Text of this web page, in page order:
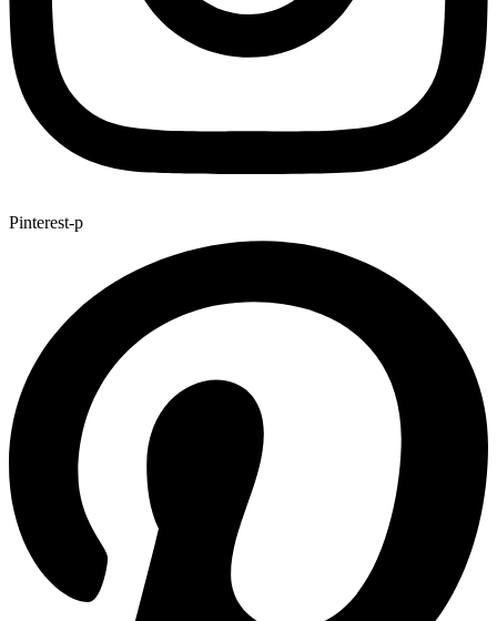
Pinterest-p